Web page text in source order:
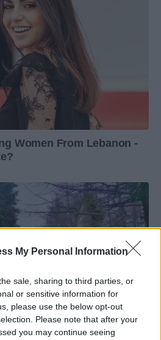
My Personal Information
sale, sharing to third parties, or
or sensitive information for
please use the below opt-out
Please note that after your
you may continue seeing